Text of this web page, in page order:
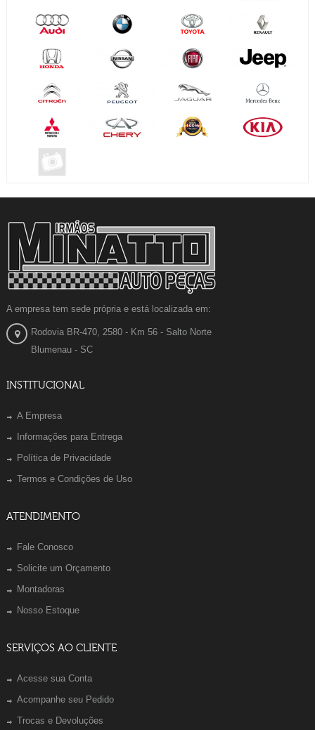
A empresa tem sede própria e está localizada em:
Rodovia BR-470, 2580 - Km 56 - Salto Norte
Blumenau - SC
INSTITUCIONAL
A Empresa
Informações para Entrega
Política de Privacidade
Termos e Condições de Uso
ATENDIMENTO
Fale Conosco
Solicite um Orçamento
Montadoras
Nosso Estoque
SERVIÇOS AO CLIENTE
Acesse sua Conta
Acompanhe seu Pedido
Trocas e Devoluções